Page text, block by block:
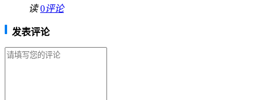
读 0评论
发表评论